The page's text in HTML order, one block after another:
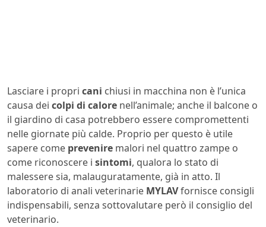
Lasciare i propri cani chiusi in macchina non è l’unica
causa dei colpi di calore nell’animale; anche il balcone o
il giardino di casa potrebbero essere compromettenti
nelle giornate più calde. Proprio per questo è utile
sapere come prevenire malori nel quattro zampe o
come riconoscere i sintomi, qualora lo stato di
malessere sia, malauguratamente, già in atto. Il
laboratorio di anali veterinarie MYLAVfornisce consigli
indispensabili, senza sottovalutare però il consiglio del
veterinario.